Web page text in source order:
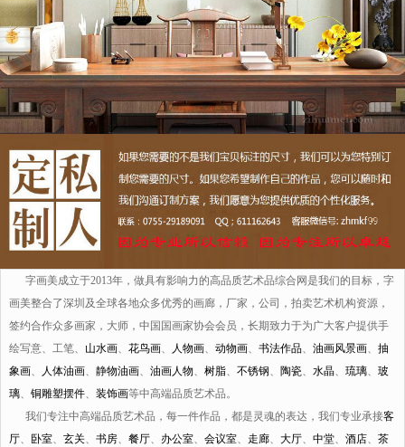
字画美成立于2013年，做具有影响力的高品质艺术品综合网是我们的目标，字
画美整合了深圳及全球各地众多优秀的画廊，厂家，公司，拍卖艺术机构资源，
签约合作众多画家，大师，中国国画家协会会员，长期致力于为广大客户提供手
绘写意、工笔、 山水画、 花鸟画、 人物画、 动物画、 书法作品、 油画风景画、 抽
象画、 人体油画、 静物油画、 油画人物、 树脂、 不锈钢、 陶瓷、 水晶、 琉璃、 玻
璃、 铜雕塑摆件、 装饰画等中高端品质艺术品。
我们专注中高端品质艺术品，每一件作品，都是灵魂的表达，我们专业承接客
厅、 卧室、 玄关、 书房、 餐厅、 办公室、 会议室、 走廊、 大厅、 中堂、 酒店、 茶